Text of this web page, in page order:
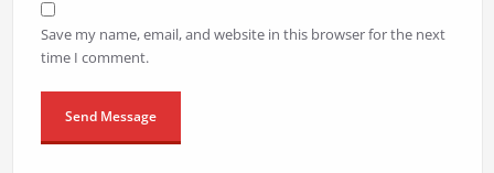
Save my name, email, and website in this browser for the next
time I comment.